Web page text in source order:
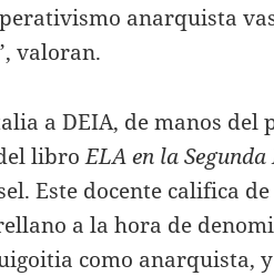
anarquista
valoran.
a DEIA, de manos del
libroELA en la
Este docente califica
a la hora de
como anarquista,